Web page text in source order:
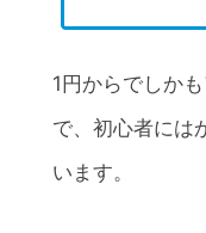
1円からでしか
で、初心者には
います。